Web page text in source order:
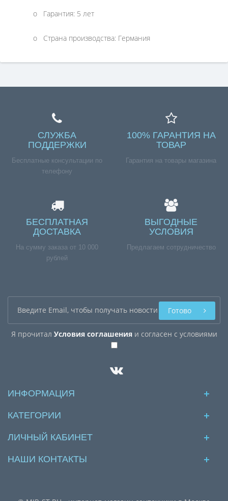
o Гарантия: 5 лет
o Страна производства: Германия
СЛУЖБА
ПОДДЕРЖКИ
Бесплатные консультации по
телефону
100% ГАРАНТИЯ НА
ТОВАР
Гарантия на товары магазина
БЕСПЛАТНАЯ
ДОСТАВКА
На сумму заказа от 10 000
рублей
ВЫГОДНЫЕ
УСЛОВИЯ
Предлагаем сотрудничество
Я прочитал Условия соглашенияи согласен с условиями
Готово
ИНФОРМАЦИЯ
КАТЕГОРИИ
ЛИЧНЫЙ КАБИНЕТ
НАШИ КОНТАКТЫ